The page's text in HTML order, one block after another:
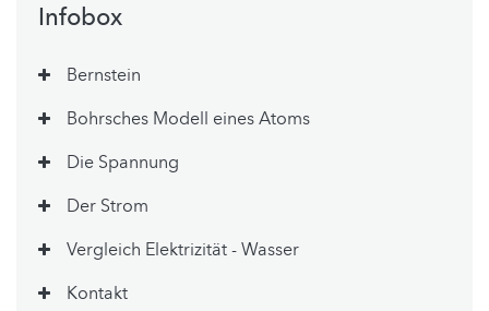
Infobox
Bernstein
Bohrsches Modell eines Atoms
Die Spannung
Der Strom
Vergleich Elektrizität - Wasser
Kontakt